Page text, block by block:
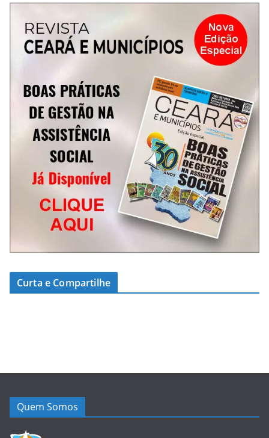
Curta e Compartilhe
Quem Somos